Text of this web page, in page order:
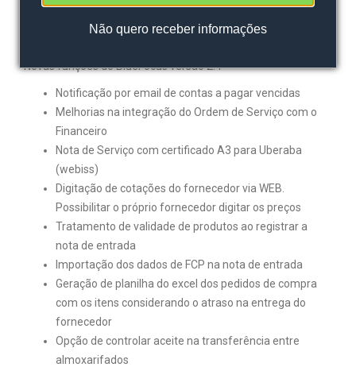
Não quero receber informações
segunda-feira, 13 Agosto, 2018
Novas funções do BlueFocus versão 2.4
Notificação por email de contas a pagar vencidas
Melhorias na integração do Ordem de Serviço com o
Financeiro
Nota de Serviço com certificado A3 para Uberaba
(webiss)
Digitação de cotações do fornecedor via WEB.
Possibilitar o próprio fornecedor digitar os preços
Tratamento de validade de produtos ao registrar a
nota de entrada
Importação dos dados de FCP na nota de entrada
Geração de planilha do excel dos pedidos de compra
com os itens considerando o atraso na entrega do
fornecedor
Opção de controlar aceite na transferência entre
almoxarifados